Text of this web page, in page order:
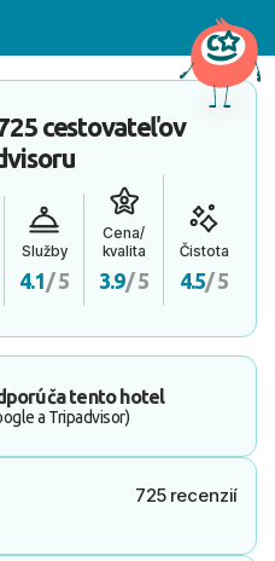
cestovateľov
Služby
4.1/ 5
Cena/
kvalita
3.9/ 5
Čistota
4.5/ 5
tento hotel
a Tripadvisor)
725 recenzií